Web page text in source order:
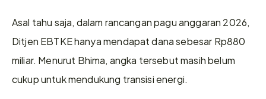
Asal tahu saja, dalam rancangan pagu anggaran 2026,
Ditjen EBTKE hanya mendapat dana sebesar Rp880
miliar. Menurut Bhima, angka tersebut masih belum
cukup untuk mendukung transisi energi.